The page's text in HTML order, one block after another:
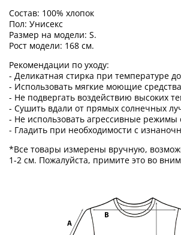
Состав: 100% хлопок
Пол: Унисекс
Размер на модели: S.
Рост модели: 168 см.
Рекомендации по уходу:
- Деликатная стирка при температуре до
- Использовать мягкие моющие
- Не подвергать воздействию высоких
- Сушить вдали от прямых солнечных
- Не использовать агрессивные режимы
- Гладить при необходимости с
*Все товары измерены вручную,
1-2 см. Пожалуйста, примите это во